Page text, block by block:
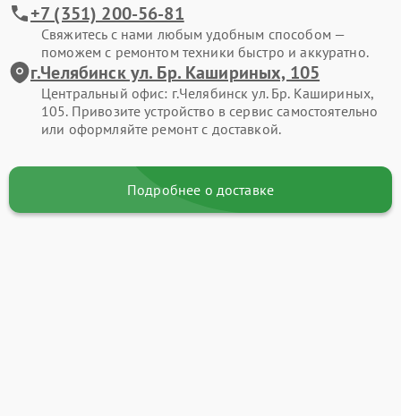
+7 (351) 200-56-81
Свяжитесь с нами любым удобным способом —
поможем с ремонтом техники быстро и аккуратно.
г.Челябинск ул. Бр. Кашириных, 105
Центральный офис: г.Челябинск ул. Бр. Кашириных,
105. Привозите устройство в сервис самостоятельно
или оформляйте ремонт с доставкой.
Подробнее о доставке